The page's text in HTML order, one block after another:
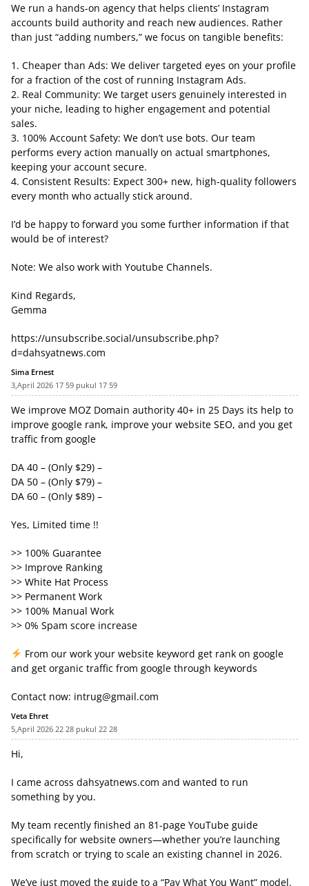
We run a hands-on agency that helps clients’ Instagram
accounts build authority and reach new audiences. Rather
than just “adding numbers,” we focus on tangible benefits:
1. Cheaper than Ads: We deliver targeted eyes on your profile
for a fraction of the cost of running Instagram Ads.
2. Real Community: We target users genuinely interested in
your niche, leading to higher engagement and potential
sales.
3. 100% Account Safety: We don’t use bots. Our team
performs every action manually on actual smartphones,
keeping your account secure.
4. Consistent Results: Expect 300+ new, high-quality followers
every month who actually stick around.
I’d be happy to forward you some further information if that
would be of interest?
Note: We also work with Youtube Channels.
Kind Regards,
Gemma
https://unsubscribe.social/unsubscribe.php?
d=dahsyatnews.com
Sima Ernest
3,April 2026 17 59 pukul 17 59
We improve MOZ Domain authority 40+ in 25 Days its help to
improve google rank, improve your website SEO, and you get
traffic from google
DA 40 – (Only $29) –
DA 50 – (Only $79) –
DA 60 – (Only $89) –
Yes, Limited time !!
>> 100% Guarantee
>> Improve Ranking
>> White Hat Process
>> Permanent Work
>> 100% Manual Work
>> 0% Spam score increase
From our work your website keyword get rank on google
and get organic traffic from google through keywords
Contact now: intrug@gmail.com
Veta Ehret
5,April 2026 22 28 pukul 22 28
Hi,
I came across dahsyatnews.com and wanted to run
something by you.
My team recently finished an 81-page YouTube guide
specifically for website owners—whether you’re launching
from scratch or trying to scale an existing channel in 2026.
We’ve just moved the guide to a “Pay What You Want” model.